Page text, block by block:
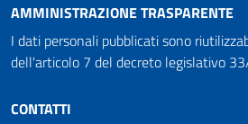
AMMINISTRAZIONE TRASPARENTE
I dati personali pubblicati sono
dell'articolo 7 del decreto legislativo
CONTATTI